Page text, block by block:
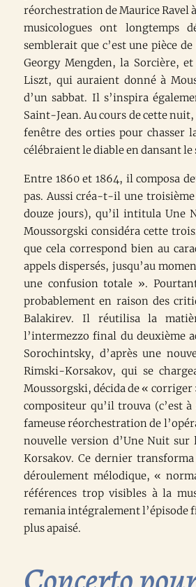
réorchestration de Maurice Ravel
musicologues ont longtemps
semblerait que c’est une pièce
Georgy Mengden, la Sorcière,
Liszt, qui auraient donné à
d’un sabbat. Il s’inspira
Saint-Jean. Au cours de cette
fenêtre des orties pour chasser
célébraient le diable en dansant
Entre 1860 et 1864, il composa
pas. Aussi créa-t-il une troisième
douze jours), qu’il intitula Une
Moussorgski considéra cette
que cela correspond bien au
appels dispersés, jusqu’au
une confusion totale ».
probablement en raison des
Balakirev. Il réutilisa la
l’intermezzo final du deuxième
Sorochintsky, d’après une
Rimski-Korsakov, qui se
Moussorgski, décida de «
compositeur qu’il trouva (c’est
fameuse réorchestration de
nouvelle version d’Une Nuit
Korsakov. Ce dernier
déroulement mélodique, «
références trop visibles à la
remania intégralement l’épisode
plus apaisé.